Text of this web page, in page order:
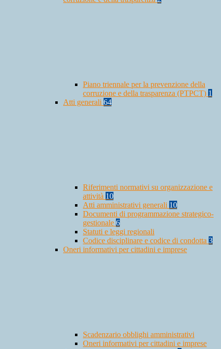
Piano triennale per la prevenzione della
corruzione e della trasparenza (PTPCT) 1
Atti generali 64
Riferimenti normativi su organizzazione e
attività 10
Atti amministrativi generali 10
Documenti di programmazione strategico-
gestionale 6
Statuti e leggi regionali
Codice disciplinare e codice di condotta 3
Oneri informativi per cittadini e imprese
Scadenzario obblighi amministrativi
Oneri informativi per cittadini e imprese